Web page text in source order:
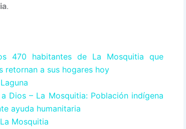
.
470 habitantes de La Mosquitia que
retornan a sus hogares hoy
Dios – La Mosquitia: Población indígena
ayuda humanitaria
Mosquitia